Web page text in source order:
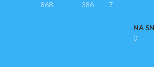
868
386
7
NA
0